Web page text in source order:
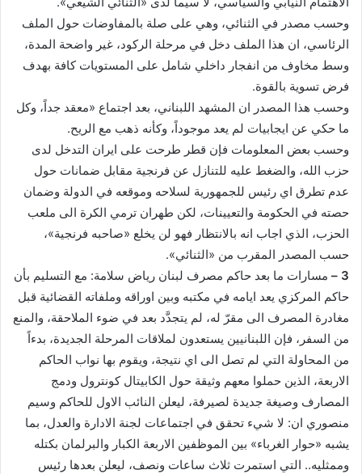
ا
وحسب مصدر في الثنائي، وهي على صلة بالمفاوضات حول الملف
الرئاسي، ان هذا الملف دخل في مرحلة الركود، غير واضحة المدة،
وسط مخاوف من انفجار داخلي شامل على المستويات كافة بهدف
فرض تسوية بالقوة.
وحسب هذا المصدر ان المشهد اللبناني، بعد اجتماع «معقد جداً، وكل
ما حكي عن ايجابيات لم يعد موجوداً، وكأنه ذهب مع الريح.
وحسب بعض المعلومات فإن قطر طرحت على ايران التدخل لدى
حزب الله، والضغط عليه للتنازل عن فرنجية مقابل ضمانات حول
عدم تطرق اي رئيس للجمهورية لسلاحه وموقعه في الدولة وضمان
حصته في الحكومة والتعيينات، لكن طهران ترمي الكرة الى ملعب
الحزب، الذي اجاب انه بالانتظار فهو لن يخلع «صاحبه فرنجية»،
حسب المصدر المقرب من «الثنائي».
3 –
مسارات ما بعد حاكم مصرف لبنان رياض سلامة: مع التسليم بأن
حاكم المركزي يعد ايامه في مكتبه وبين اوراقه وملفاته القضائية قبل
مغادرة المصرف الى مقرّ له، لم يتجدَّد بعد في ضوء الملاحقة، والمنع
من السفر، فإن اللبنانيين يستعدون لملاقات المرحلة الجديدة، بدءاً
من المحاولة التي لم تصل الى اي نتيجة، ويقوم بها نواب الحاكم
الاربعة، الذين حملوا معهم وثيقة حول الكابيتال كونترول ودمج
المصارف وصيغة جديدة لصيرفة، ليعلن النائب الاول للحاكم وسيم
منصوري ان: لا شيء تحقق في اجتماعات لجنة الادارة والعدل، بما
يشبه «حوار الغرباء» بين الموظفين الاربعة الكبار والبرلمان بكتله
وممثليه.. التي استمرت ثلاث ساعات ونصف، ليعلن بعدها رئيس